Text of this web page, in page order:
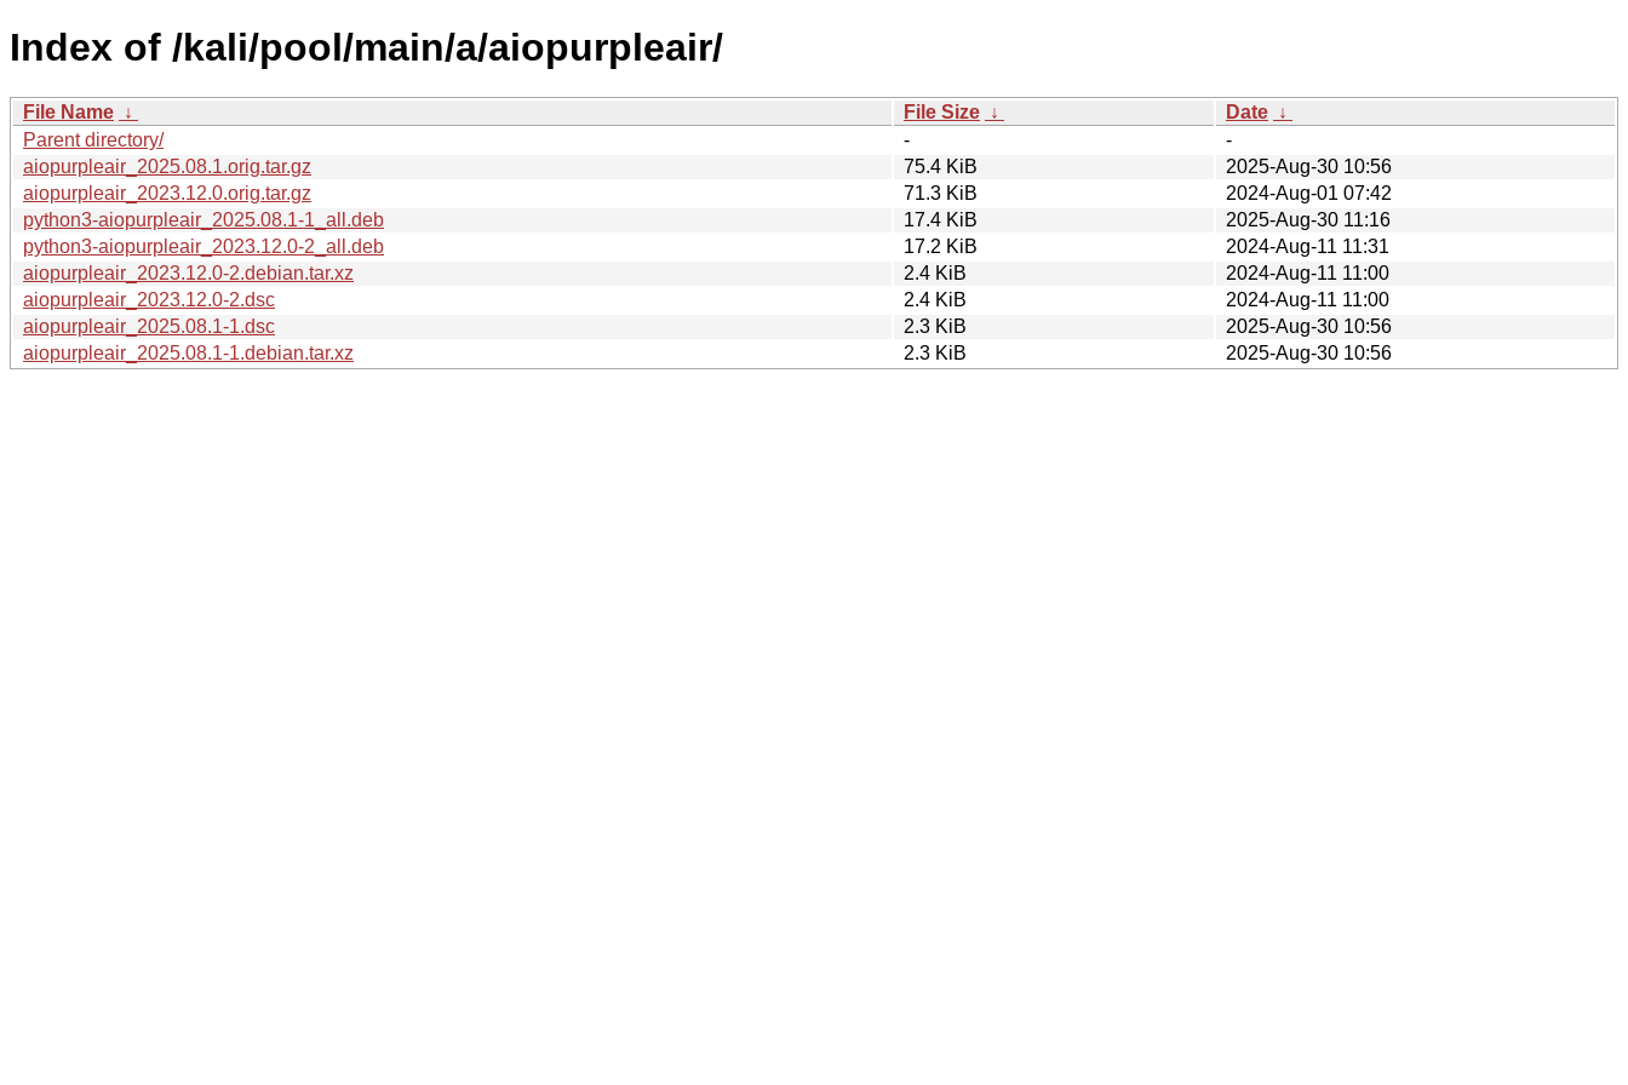
Index of /kali/pool/main/a/aiopurpleair/
File Name ↓ File Size ↓ Date ↓
Parent directory/
-
-
aiopurpleair_2025.08.1.orig.tar.gz
75.4 KiB
2025-Aug-30 10:56
aiopurpleair_2023.12.0.orig.tar.gz
71.3 KiB
2024-Aug-01 07:42
python3-aiopurpleair_2025.08.1-1_all.deb
17.4 KiB
2025-Aug-30 11:16
python3-aiopurpleair_2023.12.0-2_all.deb
17.2 KiB
2024-Aug-11 11:31
aiopurpleair_2023.12.0-2.debian.tar.xz
2.4 KiB
2024-Aug-11 11:00
aiopurpleair_2023.12.0-2.dsc
2.4 KiB
2024-Aug-11 11:00
aiopurpleair_2025.08.1-1.dsc
2.3 KiB
2025-Aug-30 10:56
aiopurpleair_2025.08.1-1.debian.tar.xz
2.3 KiB 2025-Aug-30 10:56